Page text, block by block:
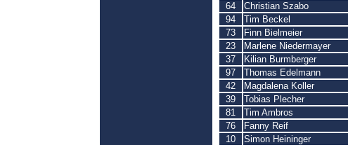
64
Christian Szabo
94
Tim Beckel
73
Finn Bielmeier
23
Marlene Niedermayer
37
Kilian Burmberger
97
Thomas Edelmann
42
Magdalena Koller
39
Tobias Plecher
81
Tim Ambros
76
Fanny Reif
10
Simon Heininger